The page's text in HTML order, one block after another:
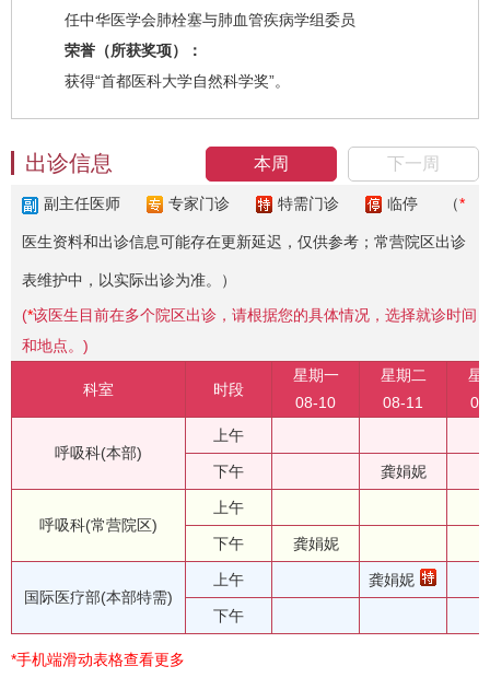
任中华医学会肺栓塞与肺血管疾病学组委员
荣誉（所获奖项）：
获得“首都医科大学自然科学奖”。
本周 下一周
出诊信息
副主任医师 专家门诊 特需门诊 临停 （*
医生资料和出诊信息可能存在更新延迟，仅供参考；常营院区出诊
表维护中，以实际出诊为准。）
(*该医生目前在多个院区出诊，请根据您的具体情况，选择就诊时间
和地点。)
科室 时段
星期一
08-10
星期二
08-11
星
呼吸科(本部)
上午
下午 龚娟妮
呼吸科(常营院区)
上午
下午 龚娟妮
国际医疗部(本部特需)
上午 龚娟妮
下午
*手机端滑动表格查看更多